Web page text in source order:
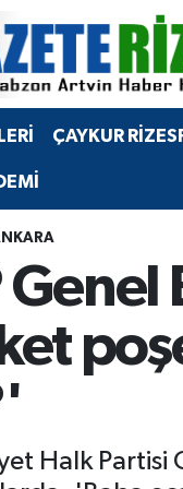
ÇAYKUR
Genel
Halk Partisi
Haritası